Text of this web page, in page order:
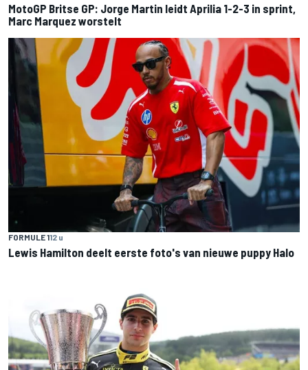
MotoGP Britse GP: Jorge Martin leidt Aprilia 1-2-3 in sprint,
Marc Marquez worstelt
FORMULE 112 u
Lewis Hamilton deelt eerste foto's van nieuwe puppy Halo